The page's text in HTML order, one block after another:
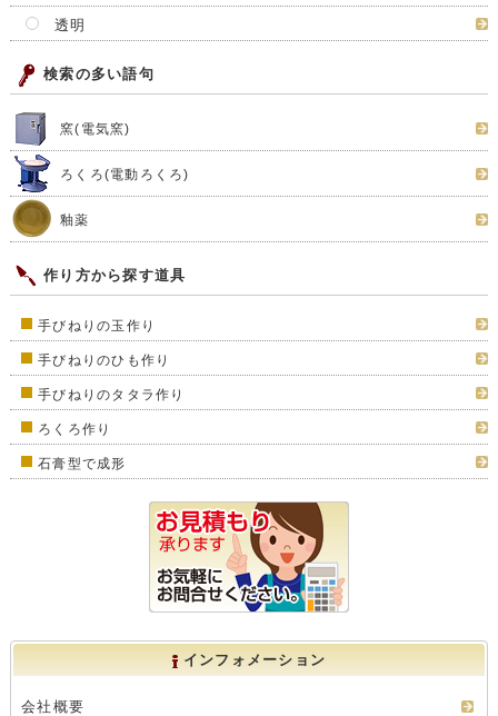
透明
検索の多い語句
窯(電気窯)
ろくろ(電動ろくろ)
釉薬
作り方から探す道具
手びねりの玉作り
手びねりのひも作り
手びねりのタタラ作り
ろくろ作り
石膏型で成形
インフォメーション
会社概要